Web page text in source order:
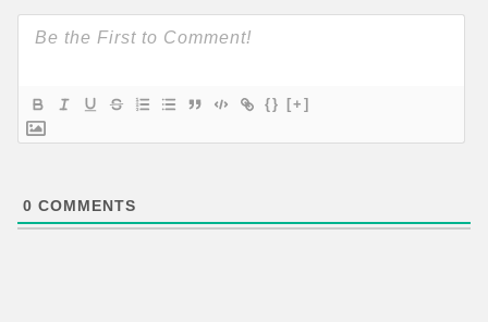
{} [+]
0 COMMENTS